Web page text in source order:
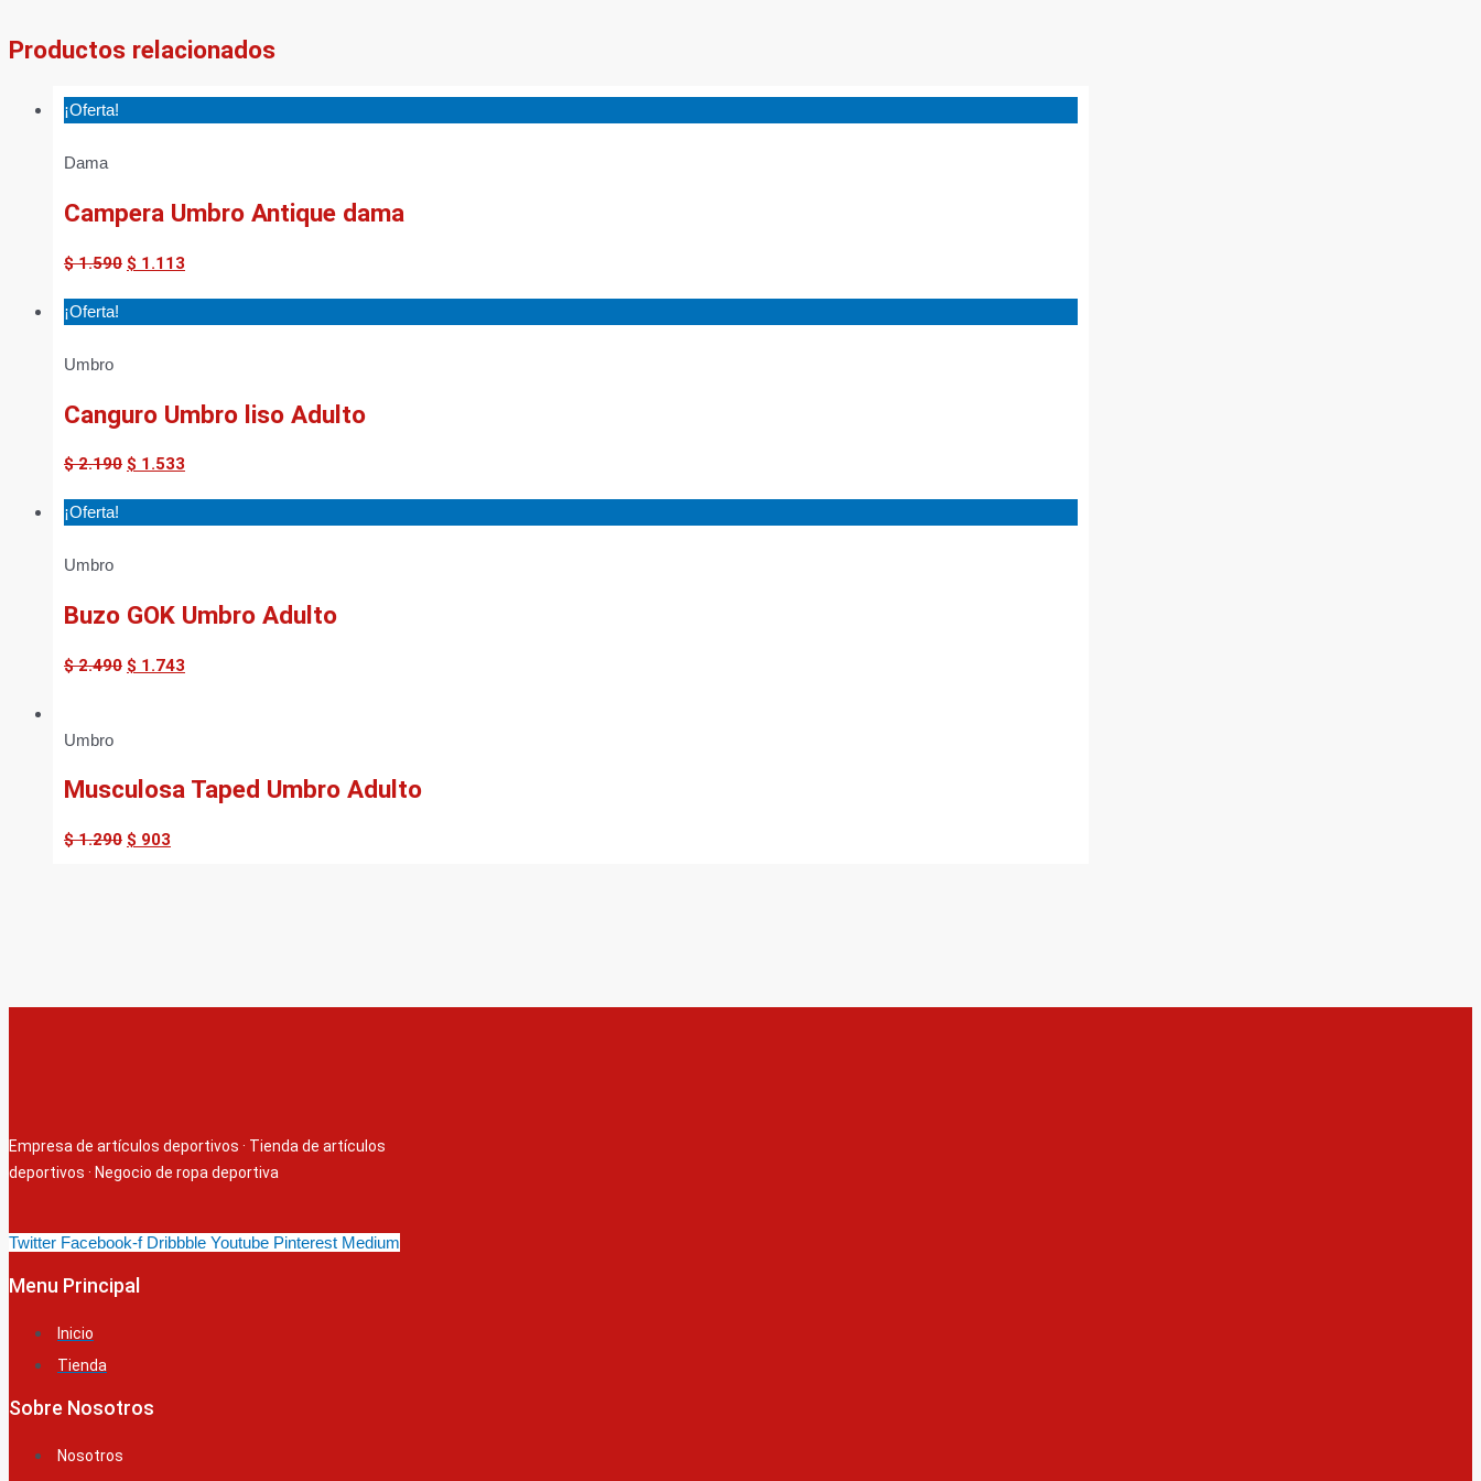
Productos relacionados
¡Oferta!
Dama
Campera Umbro Antique dama
$1.590 $ 1.113
¡Oferta!
Umbro
Canguro Umbro liso Adulto
$2.190 $ 1.533
¡Oferta!
Umbro
Buzo GOK Umbro Adulto
$2.490 $ 1.743
Umbro
Musculosa Taped Umbro Adulto
$1.290 $ 903
Empresa de artículos deportivos · Tienda de artículos
deportivos · Negocio de ropa deportiva
Twitter Facebook-f Dribbble Youtube Pinterest Medium
Menu Principal
Inicio
Tienda
Sobre Nosotros
Nosotros